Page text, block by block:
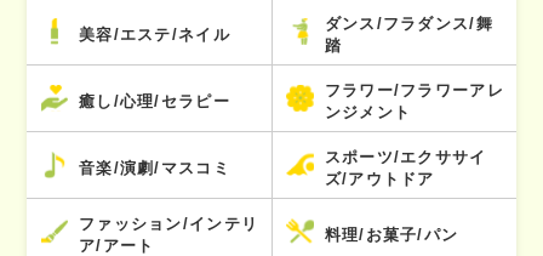
美容/エステ/ネイル
ダンス/フラダンス/舞
踏
癒し/心理/セラピー
フラワー/フラワーアレ
ンジメント
音楽/演劇/マスコミ
スポーツ/エクササイ
ズ/アウトドア
ファッション/インテリ
ア/アート
料理/お菓子/パン